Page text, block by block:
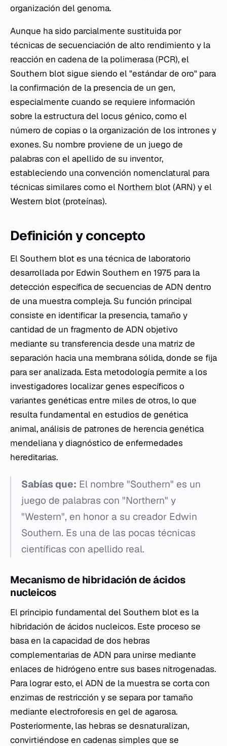
organización del genoma.
Aunque ha sido parcialmente sustituida por
técnicas de secuenciación de alto rendimiento y la
reacción en cadena de la polimerasa (PCR), el
Southern blot sigue siendo el "estándar de oro" para
la confirmación de la presencia de un gen,
especialmente cuando se requiere información
sobre la estructura del locus génico, como el
número de copias o la organización de los intrones y
exones. Su nombre proviene de un juego de
palabras con el apellido de su inventor,
estableciendo una convención nomenclatural para
técnicas similares como el Northern blot (ARN) y el
Western blot (proteínas).
Definición y concepto
El Southern blot es una técnica de laboratorio
desarrollada por Edwin Southern en 1975 para la
detección específica de secuencias de ADN dentro
de una muestra compleja. Su función principal
consiste en identificar la presencia, tamaño y
cantidad de un fragmento de ADN objetivo
mediante su transferencia desde una matriz de
separación hacia una membrana sólida, donde se fija
para ser analizada. Esta metodología permite a los
investigadores localizar genes específicos o
variantes genéticas entre miles de otros, lo que
resulta fundamental en estudios de genética
animal, análisis de patrones de herenciagenética
mendelianay diagnóstico de enfermedades
hereditarias.
Sabías que: El nombre "Southern" es un
juego de palabras con "Northern" y
"Western", en honor a su creador Edwin
Southern. Es una de las pocas técnicas
científicas con apellido real.
Mecanismo de hibridación de ácidos
nucleicos
El principio fundamental del Southern blot es la
hibridación de ácidos nucleicos. Este proceso se
basa en la capacidad de dos hebras
complementarias de ADN para unirse mediante
enlaces de hidrógeno entre sus bases nitrogenadas.
Para lograr esto, el ADN de la muestra se corta con
enzimas de restricción y se separa por tamaño
mediante electroforesis en gel de agarosa.
Posteriormente, las hebras se desnaturalizan,
convirtiéndose en cadenas simples que se